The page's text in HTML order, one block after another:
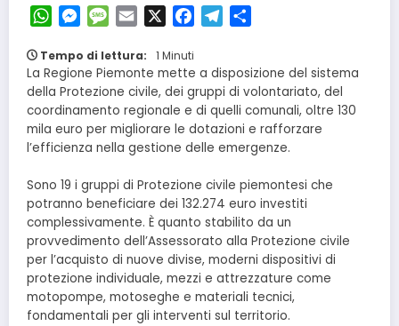
WhatsApp
Messenger
Message
Email FacebookTelegram
Tempo di lettura: 1 Minuti
La Regione Piemonte mette a disposizione del sistema
della Protezione civile, dei gruppi di volontariato, del
coordinamento regionale e di quelli comunali, oltre 130
mila euro per migliorare le dotazioni e rafforzare
l’efficienza nella gestione delle emergenze.
Sono 19 i gruppi di Protezione civile piemontesi che
potranno beneficiare dei 132.274 euro investiti
complessivamente. È quanto stabilito da un
provvedimento dell’Assessorato alla Protezione civile
per l’acquisto di nuove divise, moderni dispositivi di
protezione individuale, mezzi e attrezzature come
motopompe, motoseghe e materiali tecnici,
fondamentali per gli interventi sul territorio.